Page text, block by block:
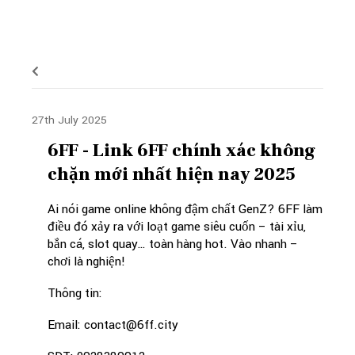
27th July 2025
6FF - Link 6FF chính xác không
chặn mới nhất hiện nay 2025
Ai nói game online không đậm chất GenZ? 6FF làm
điều đó xảy ra với loạt game siêu cuốn – tài xỉu,
bắn cá, slot quay… toàn hàng hot. Vào nhanh –
chơi là nghiện!
Thông tin:
Email: contact@6ff.city